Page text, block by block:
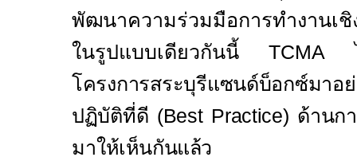
พัฒนาความร่วมมือการทำงานเ
ในรูปแบบเดียวกันนี้TCMA
โครงการสระบุรีแซนด์บ็อกซ์มา
ปฏิบัติที่ดี (Best Practice) ด้านก
มาให้เห็นกันแล้ว